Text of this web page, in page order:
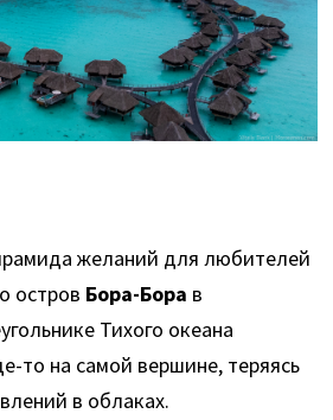
желаний для любителей
остров Бора-Бора в
Тихого океана
то на самой вершине, теряясь
в облаках.